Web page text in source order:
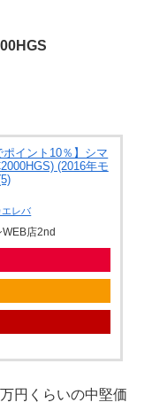
ポイント10％】シマ
(2016年モ
エレバ
店2nd
円くらいの中堅価